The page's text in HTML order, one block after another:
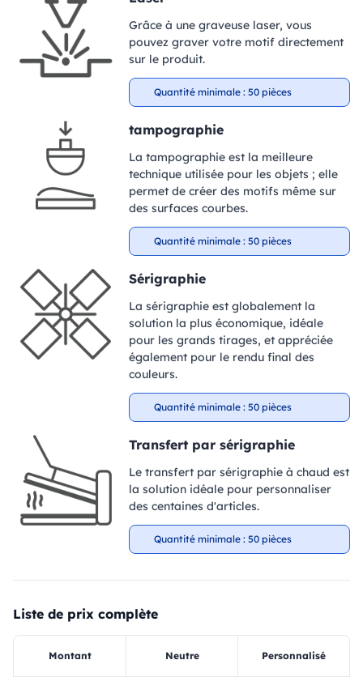
Grâce à une graveuse laser, vous
pouvez graver votre motif directement
sur le produit.
Quantité minimale : 50 pièces
tampographie
La tampographie est la meilleure
technique utilisée pour les objets ; elle
permet de créer des motifs même sur
des surfaces courbes.
Quantité minimale : 50 pièces
Sérigraphie
La sérigraphie est globalement la
solution la plus économique, idéale
pour les grands tirages, et appréciée
également pour le rendu final des
couleurs.
Quantité minimale : 50 pièces
Transfert par sérigraphie
Le transfert par sérigraphie à chaud est
la solution idéale pour personnaliser
des centaines d'articles.
Quantité minimale : 50 pièces
Liste de prix complète
Montant Neutre Personnalisé